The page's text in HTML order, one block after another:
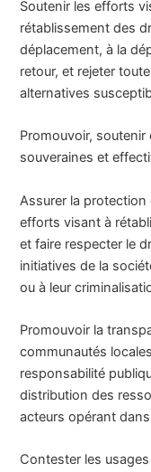
Soutenir les efforts
rétablissement des
déplacement, à la
retour, et rejeter
alternatives
Promouvoir, soutenir
souveraines et
Assurer la
efforts visant à
et faire respecter le
initiatives de la
ou à leur
Promouvoir la
communautés
responsabilité
distribution des
acteurs opérant
Contester les